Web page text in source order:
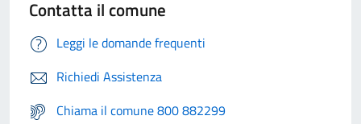
Contatta il comune
Leggi le domande frequenti
Richiedi Assistenza
Chiama il comune 800 882299